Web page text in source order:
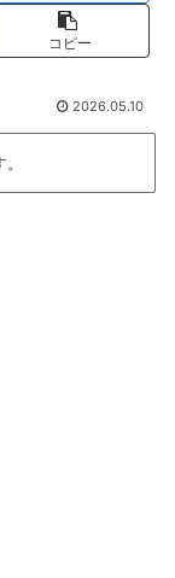
コピー
2026.05.10